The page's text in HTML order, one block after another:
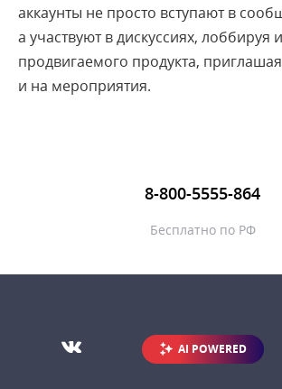
DNS
Domain name
Email-маркетинг
аккаунты не просто вступают в
а участвуют в дискуссиях, лоббируя
продвигаемого продукта,
и на мероприятия.
8-800-5555-864
Бесплатно по РФ
AI POWERED